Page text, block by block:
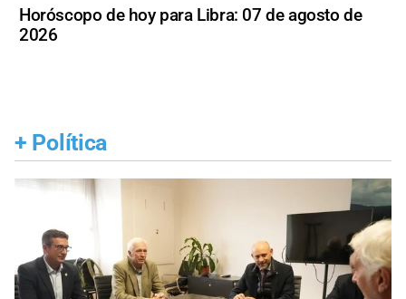
Horóscopo de hoy para Libra: 07 de agosto de
2026
+ Política